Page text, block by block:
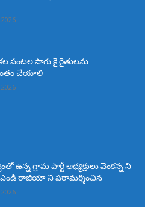
పంటల సాగు కై రైతులను
చేయాలి
ఉన్న గ్రామ పార్టీ అధ్యక్షులు వెంకన్న ని
రాజియా ని పరామర్శించిన